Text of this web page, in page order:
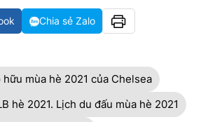
Chia sẻ Zalo
mùa hè 2021 của Chelsea
hè 2021. Lịch du đấu mùa hè 2021